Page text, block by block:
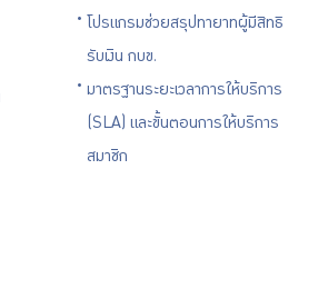
โปรแกรมช่วยสรุปทายาทผู้มีสิทธิ
รับเงิน กบข.
มาตรฐานระยะเวลาการให้บริการ
(SLA) และขั้นตอนการให้บริการ
สมาชิก